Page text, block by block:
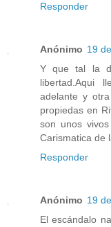
Responder
Anónimo 19
Y que tal la
libertad.Aqui
adelante y
propiedas en
son unos
Carismatica de
Responder
Anónimo 19
El escándalo